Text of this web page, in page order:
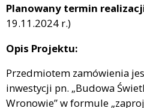
Planowany termin
19.11.2024 r.)
Opis Projektu:
Przedmiotem zamówienia
inwestycji pn. „Budowa
Wronowie” w formule